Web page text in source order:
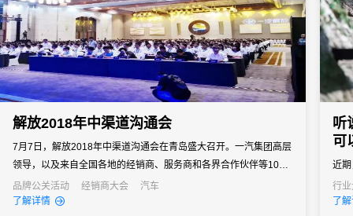
解放2018年中渠道沟通会
7月7日，解放2018年中渠道沟通会在青岛盛大召开。一汽集团高层
领导，以及来自全国各地的经销商、服务商和各界合作伙伴等1000
余人齐聚青岛，共襄盛会。31会议作为数字会务支持全程见证。
品牌公关活动 经销商大会
汽车
了解详情
听
可
近
议
行
了